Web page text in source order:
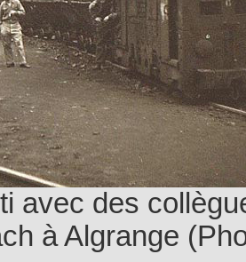
avec des
à Algrange